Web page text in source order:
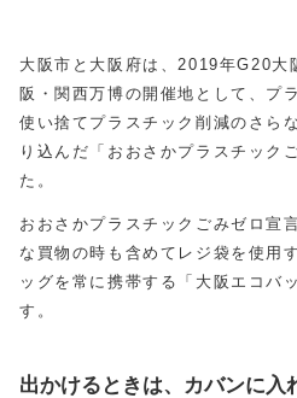
大阪市と大阪府は、2019年G20大
阪・関西万博の開催地として、プ
使い捨てプラスチック削減のさら
り込んだ「おおさかプラスチック
た。
おおさかプラスチックごみゼロ宣
な買物の時も含めてレジ袋を使用
ッグを常に携帯する「大阪エコバ
す。
出かけるときは、カバンに入